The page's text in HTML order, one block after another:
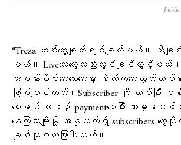
“Treza ဟင်းတွေချက်ရင်ချက်မယ်။ သီချ
မယ်။ Liveလေးတွေလည်းလွှင့်ချင်လွှင့်မယ်
အဝန်းဝိုင်းသေးသေးလေးမှာ စိတ်ကလေးလွတ်လ
ဖြစ်ချင်တယ်။Subscriber ကို လုပ်ပြီး ပ
ပေမယ့် လစဉ် paymentပေးပြီး ဘာမှမတင်တဲ့
နေကြတာမျိုးမို့ အခုလက်ရှိ subscribers တွေကိုလ
ချစ်သုဝေကပြောပါတယ်။